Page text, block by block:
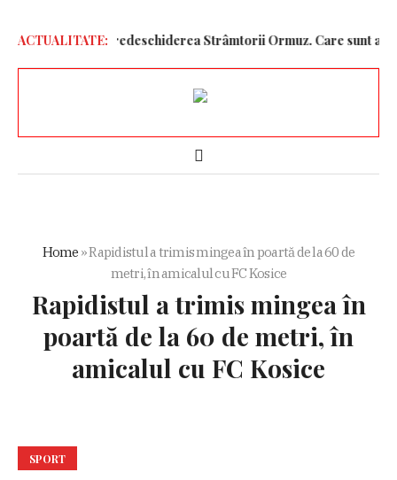
ACTUALITATE:
Unite pentru redeschiderea Strâmtorii Ormuz. Care sunt acestea
Home »Rapidistul a trimis mingea în poartă de la 60 de
metri, în amicalul cu FC Kosice
Rapidistul a trimis mingea în
poartă de la 60 de metri, în
amicalul cu FC Kosice
SPORT